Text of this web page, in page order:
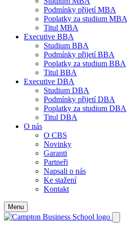
Podmínky přijetí MBA
Poplatky za studium MBA
Titul MBA
Executive BBA
Studium BBA
Podmínky přijetí BBA
Poplatky za studium BBA
Titul BBA
Executive DBA
Studium DBA
Podmínky přijetí DBA
Poplatky za studium DBA
Titul DBA
O nás
O CBS
Novinky
Garanti
Partneři
Napsali o nás
Ke stažení
Kontakt
Menu